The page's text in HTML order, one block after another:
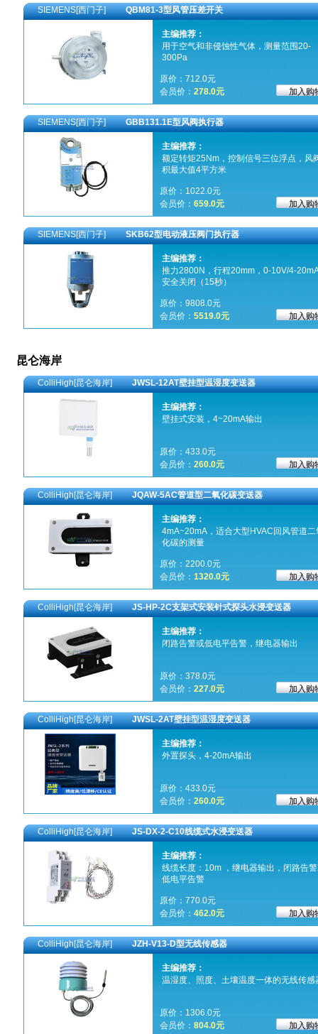
SIEMENS[西门子] QBM81-3型风管压差开关
主编推荐：
用于空气和非侵蚀性气体，测量范围20-
300Pa
原价：712.0元
会员价： 278.0元
SIEMENS[西门子] GBB131.1E型风阀执行器
主编推荐：
额定转矩25Nm，控制信号三位浮点，风
积最大值4平方米
原价：1022.0元
会员价： 659.0元
SIEMENS[西门子] SKB62型电动液压阀门执行器
主编推荐：
推力2800N，行程20mm，0-10V/4-
安全关闭（15秒）
原价：9808.0元
会员价： 5519.0元
昆仑海岸
ColliHigh[昆仑海岸] JWSL-12AT壁挂型温湿度变送器
主编推荐：
壁挂式安装，4~20mA输出
原价：433.0元
会员价： 260.0元
ColliHigh[昆仑海岸] JQAW-5AC管道型二氧化碳变送器
主编推荐：
4mA~20mA，适合大型HVAC回风管道二
化碳的测量
原价：2200.0元
会员价： 1320.0元
ColliHigh[昆仑海岸] JS-HP-2C支架式安装针式探头水浸变送器
主编推荐：
闭路告警或低电平告警，继电器输出
原价：378.0元
会员价： 227.0元
ColliHigh[昆仑海岸] JWSL-2AT壁挂型温湿度变送器
主编推荐：
外置探头，4-20mA输出
原价：433.0元
会员价： 260.0元
ColliHigh[昆仑海岸] JS-DX-2-C10线缆式水浸变送器
主编推荐：
线缆长度：10m ，继电器输出，闭路告
低电平告警
原价：770.0元
会员价： 462.0元
ColliHigh[昆仑海岸] JZH-V13-D型无线传感器
主编推荐：
温湿度、照度、土壤温度一体的无线传感
原价：1306.0元
会员价： 804.0元